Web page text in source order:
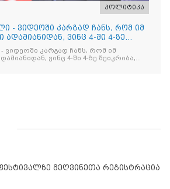
პოლიტიკა
- ვიდეოში კარგად ჩანს, რომ იმ
ადამიანიდან, ვინც 4-ში 4-ზე
ვიდეოში კარგად ჩანს, რომ იმ
ვინც 4-ში 4-ზე შეიკრიბა,
მეღვინეთა რეგისტრაცია